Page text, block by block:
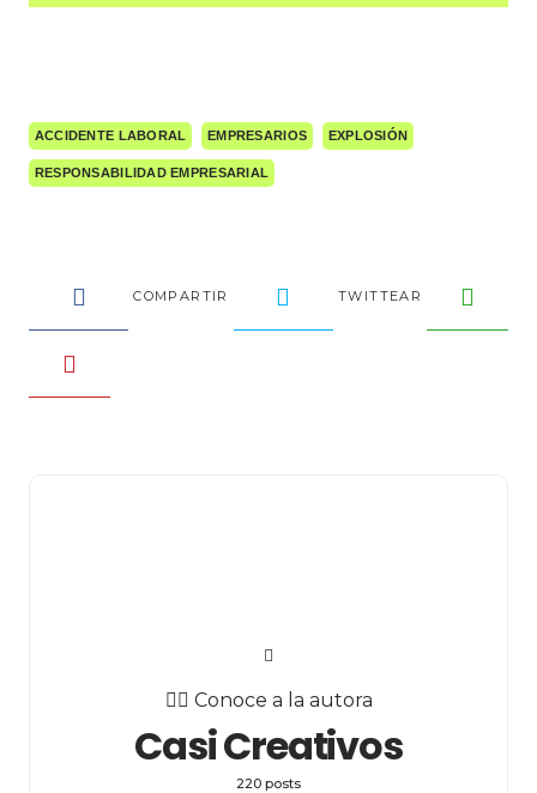
ACCIDENTE LABORAL EMPRESARIOS EXPLOSIÓN
RESPONSABILIDAD EMPRESARIAL
COMPARTIR TWITTEAR
✍🏻 Conoce a la autora
Casi Creativos
220 posts